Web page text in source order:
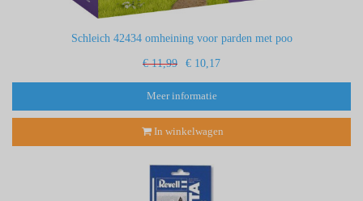
Schleich 42434 omheining voor parden met poo
€ 11,99 € 10,17
Meer informatie
In winkelwagen